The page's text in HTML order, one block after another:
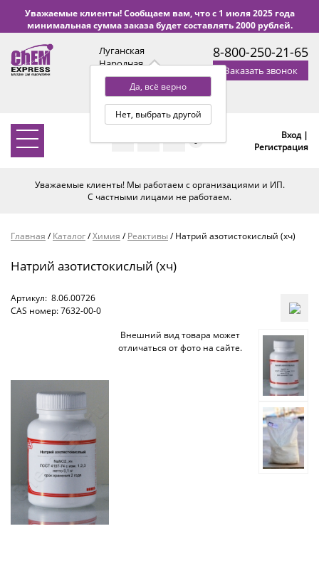
Уважаемые клиенты! Сообщаем вам, что с 1 июля 2025 года
минимальная сумма заказа будет составлять 2000 рублей.
Луганская
Народная
Республика
Да, всё верно
Нет, выбрать другой
с 9:00 до 18:00 по Уфе
(+2 МСК)
8-800-250-21-65
Заказать звонок
0
Вход |
Регистрация
Уважаемые клиенты! Мы работаем с организациями и ИП.
С частными лицами не работаем.
Главная /Каталог/Химия /Реактивы/Натрий азотистокислый (хч)
Натрий азотистокислый (хч)
Артикул: 8.06.00726
CAS номер: 7632-00-0
Внешний вид товара может
отличаться от фото на сайте.